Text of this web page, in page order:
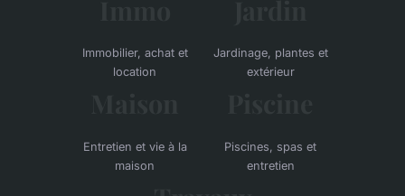
Immobilier, achat et
location
Jardinage, plantes et
extérieur
Entretien et vie à la
maison
Piscines, spas et
entretien